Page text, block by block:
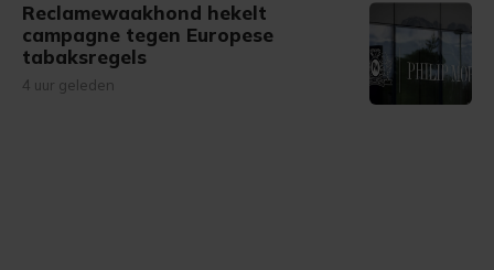
Reclamewaakhond hekelt
campagne tegen Europese
tabaksregels
4 uur geleden